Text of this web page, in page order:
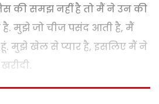
की समझ नहीं है तो मैं ने उन की
मुझे जो चीज पसंद आती है, मैं
मुझे खेल से प्यार है, इसलिए मैं ने